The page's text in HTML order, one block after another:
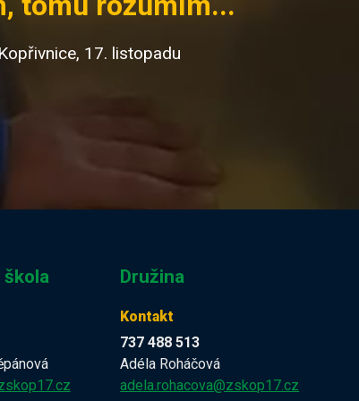
17. listopadu
Družina
Kontakt
737 488 513
Adéla Roháčová
adela.rohacova@zskop17.cz